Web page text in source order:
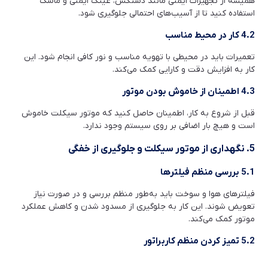
استفاده کنید تا از آسیب‌های احتمالی جلوگیری شود.
4.2 کار در محیط مناسب
تعمیرات باید در محیطی با تهویه مناسب و نور کافی انجام شود. این
کار به افزایش دقت و کارایی کمک می‌کند.
4.3 اطمینان از خاموش بودن موتور
قبل از شروع به کار، اطمینان حاصل کنید که موتور سیکلت خاموش
است و هیچ بار اضافی بر روی سیستم وجود ندارد.
5. نگهداری از موتور سیکلت و جلوگیری از خفگی
5.1 بررسی منظم فیلترها
فیلترهای هوا و سوخت باید به‌طور منظم بررسی و در صورت نیاز
تعویض شوند. این کار به جلوگیری از مسدود شدن و کاهش عملکرد
موتور کمک می‌کند.
5.2 تمیز کردن منظم کاربراتور